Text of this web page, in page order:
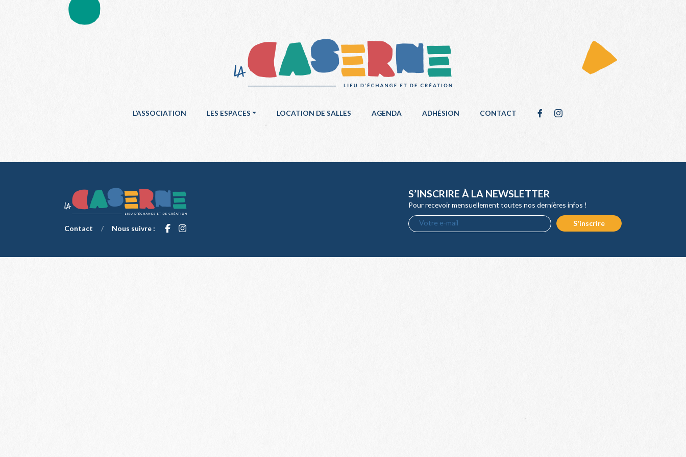
L’ASSOCIATION LES ESPACES LOCATION DE SALLES AGENDA ADHÉSION CONTACT
Contact / Nous suivre :
S’INSCRIRE À LA NEWSLETTER
Pour recevoir mensuellement toutes nos dernières infos !
Votre e-mail S'inscrire